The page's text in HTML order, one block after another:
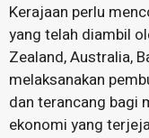
Kerajaan perlu
yang telah diambil
Zealand, Australia,
melaksanakan
dan terancang bagi
ekonomi yang